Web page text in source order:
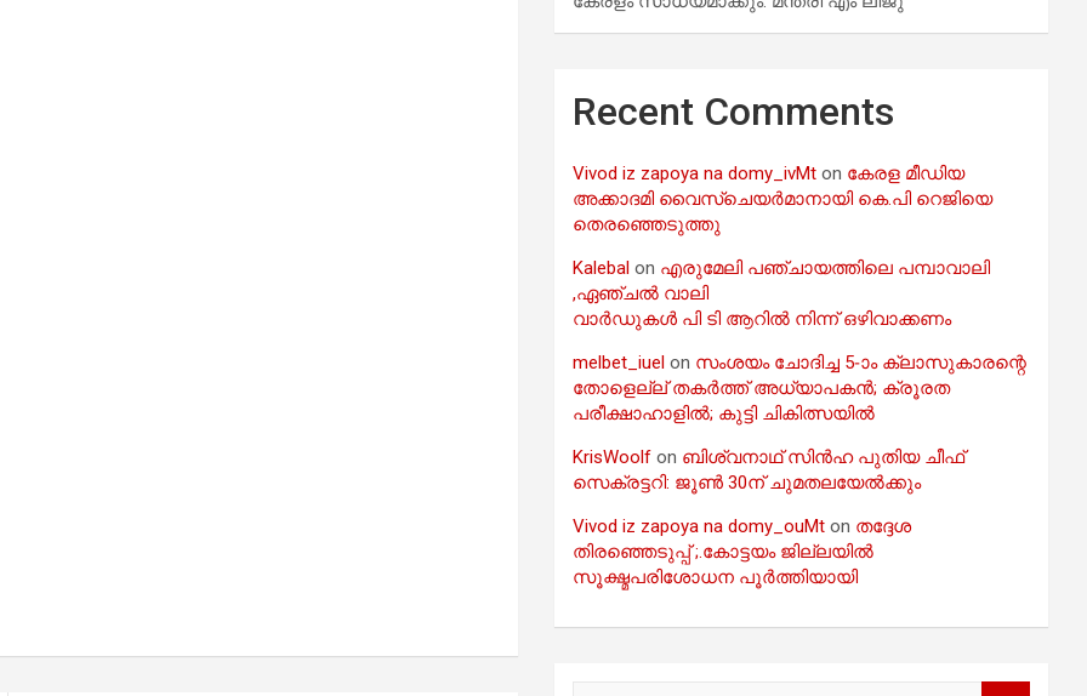
Recent Comments
Vivod iz zapoya na domy_ivMt on കേരള മീഡിയ
അക്കാദമി വൈസ്ചെയർമാനായി കെ.പി റെജിയെ
തെരഞ്ഞെടുത്തു
Kalebal on എരുമേലി പഞ്ചായത്തിലെ പമ്പാവാലി
,ഏഞ്ചൽ വാലി
വാർഡുകൾ പി ടി ആറിൽ നിന്ന് ഒഴിവാക്കണം
melbet_iuel on സംശയം ചോദിച്ച 5-ാം ക്ലാസുകാരന്റെ
തോളെല്ല് തകർത്ത് അധ്യാപകൻ; ക്രൂരത
പരീക്ഷാഹാളിൽ; കുട്ടി ചികിത്സയിൽ
KrisWoolf on ബിശ്വനാഥ് സിൻഹ പുതിയ ചീഫ്
സെക്രട്ടറി: ജൂൺ 30ന് ചുമതലയേൽക്കും
Vivod iz zapoya na domy_ouMt on തദ്ദേശ
തിരഞ്ഞെടുപ്പ് ;.കോട്ടയം ജില്ലയിൽ
സൂക്ഷ്മപരിശോധന പൂർത്തിയായി